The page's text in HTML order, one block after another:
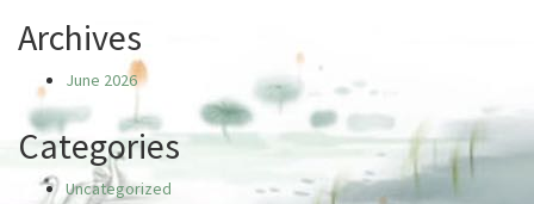
Archives
June 2026
Categories
Uncategorized